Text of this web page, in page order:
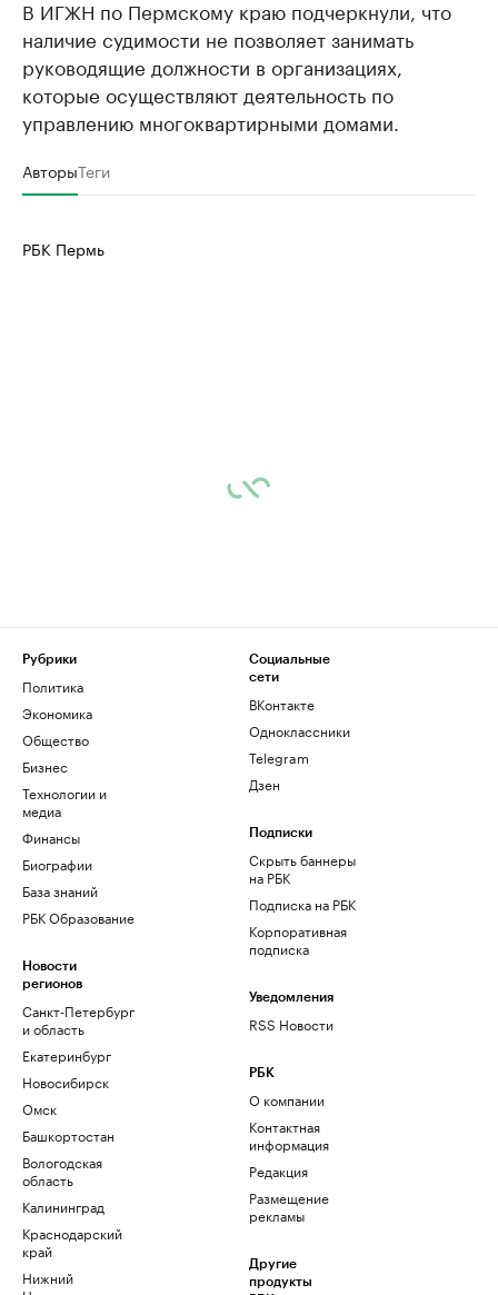
В ИГЖН по Пермскому краю подчеркнули, что
наличие судимости не позволяет занимать
руководящие должности в организациях,
которые осуществляют деятельность по
управлению многоквартирными домами.
АвторыТеги
РБК Пермь
Рубрики
Политика
Экономика
Общество
Бизнес
Технологии и
медиа
Финансы
Биографии
База знаний
РБК Образование
Новости
регионов
Санкт-Петербург
и область
Екатеринбург
Новосибирск
Омск
Башкортостан
Вологодская
область
Калининград
Краснодарский
край
Нижний
Социальные
сети
ВКонтакте
Одноклассники
Telegram
Дзен
Подписки
Скрыть баннеры
на РБК
Подписка на РБК
Корпоративная
подписка
Уведомления
RSS Новости
РБК
О компании
Контактная
информация
Редакция
Размещение
рекламы
Другие
продукты